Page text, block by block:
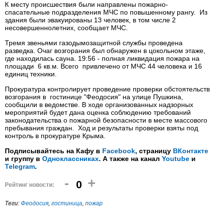
К месту происшествия были направлены пожарно-
спасательные подразделения МЧС по повышенному рангу. Из
здания были эвакуированы 13 человек, в том числе 2
несовершеннолетних, сообщает МЧС.
Тремя звеньями газодымозащитной службы проведена
разведка. Очаг возгорания был обнаружен в цокольном этаже,
где находилась сауна. 19:56 - полная ликвидация пожара на
площади 6 кв.м. Всего привлечено от МЧС 44 человека и 16
единиц техники.
Прокуратура контролирует проведение проверки обстоятельств
возгорания в гостинице "Феодосия" на улице Пушкина,
сообщили в ведомстве. В ходе организованных надзорных
мероприятий будет дана оценка соблюдению требований
законодательства о пожарной безопасности в месте массового
пребывания граждан. Ход и результаты проверки взяты под
контроль в прокуратуре Крыма.
Подписывайтесь на Кафу в Facebook, страницу ВКонтакте
и группу в Одноклассниках. А также на канал Youtube и
Telegram.
Рейтинг новости: - 0 +
Теги: Феодосия, гостиница, пожар